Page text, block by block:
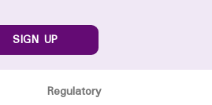
SIGN UP
Regulatory